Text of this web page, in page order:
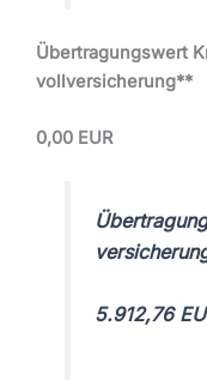
Übertragungswert
vollversicherung**
0,00 EUR
5.912,76